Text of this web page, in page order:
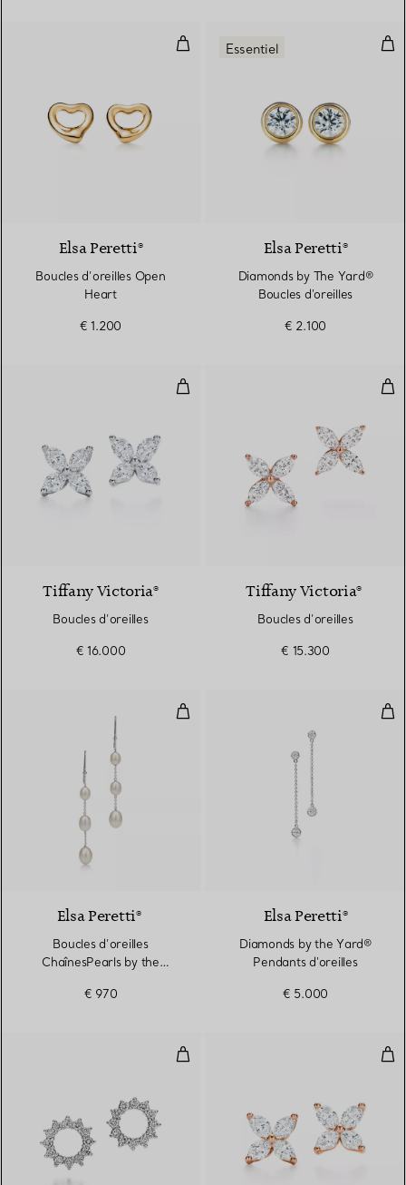
Boucles d’oreilles Open Heart
Elsa Peretti®
Boucles d’oreilles Open
Heart
€ 1.200
Essentiel
Elsa Peretti®
Diamonds by The Yard®
Boucles d'oreilles
€ 2.100
Boucles d’oreilles
Tiffany Victoria®
Boucles d’oreilles
€ 16.000
Tiffany Victoria®
Boucles d’oreilles
€ 15.300
Boucles d’oreilles
Elsa Peretti®
Boucles d’oreilles
ChaînesPearls by the
€ 970
Elsa Peretti®
Diamonds by the Yard®
Pendants d'oreilles
€ 5.000
Boucles d’oreilles Open Circle